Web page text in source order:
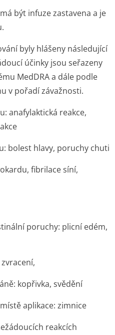
být infuze zastavena a je
byly hlášeny následující
účinky jsou seřazeny
MedDRA a dále podle
v pořadí závažnosti.
anafylaktická reakce,
bolest hlavy, poruchy chuti
fibrilace síní,
poruchy: plicní edém,
kopřivka, svědění
aplikace: zimnice
reakcích